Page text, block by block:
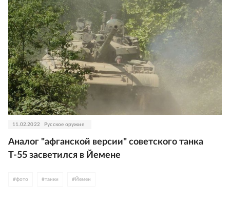
11.02.2022 Русское оружие
Аналог "афганской версии" советского танка
Т-55 засветился в Йемене
#фото #танки # Йемен